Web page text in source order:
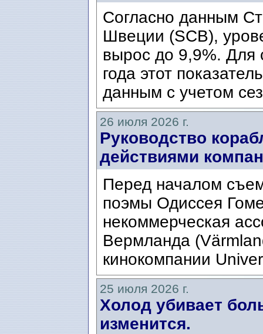
Согласно данным
Швеции (SCB),
вырос до 9,9%. Для
года этот
данным с учетом
26 июля 2026 г.
Руководство
действиями
Перед началом
поэмы Одиссея
некоммерческая
Вермланда
кинокомпании
25 июля 2026 г.
Холод убивает
изменится.